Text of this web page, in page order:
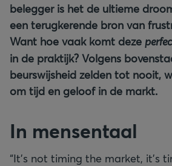
belegger is het de ultieme
een terugkerende bron van
Want hoe vaak komt deze
in de praktijk? Volgens
beurswijsheid zelden tot nooit,
om tijd en geloof in de markt.
In mensentaal
“It’s not timing the market, it’s